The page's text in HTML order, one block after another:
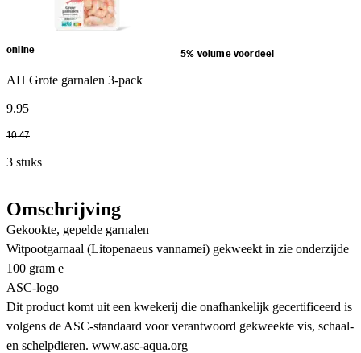
online 5% volume voordeel
AH Grote garnalen 3-pack
9.95
10.47
3 stuks
Omschrijving
Gekookte, gepelde garnalen
Witpootgarnaal (Litopenaeus vannamei) gekweekt in zie onderzijde
100 gram e
ASC-logo
Dit product komt uit een kwekerij die onafhankelijk gecertificeerd is
volgens de ASC-standaard voor verantwoord gekweekte vis, schaal-
en schelpdieren. www.asc-aqua.org